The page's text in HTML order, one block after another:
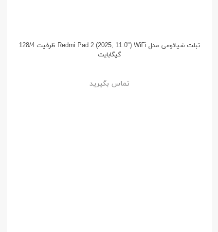
تبلت شیائومی مدل Redmi Pad 2 (2025, 11.0") WiFi ظرفیت 128/4
گیگابایت
تماس بگیرید